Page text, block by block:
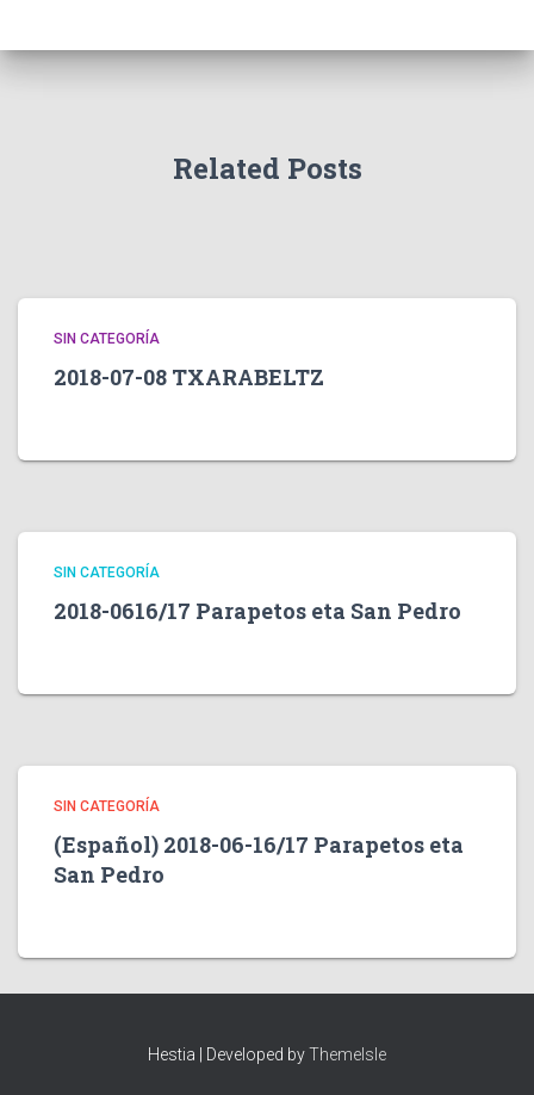
Related Posts
SIN CATEGORÍA
2018-07-08 TXARABELTZ
SIN CATEGORÍA
2018-0616/17 Parapetos eta San Pedro
SIN CATEGORÍA
(Español) 2018-06-16/17 Parapetos eta
San Pedro
Hestia | Developed byThemeIsle